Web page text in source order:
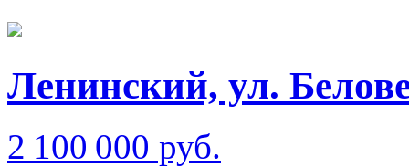
Ленинский, ул.
2 100 000 руб.